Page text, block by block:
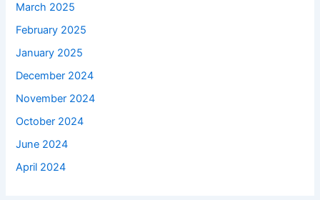
March 2025
February 2025
January 2025
December 2024
November 2024
October 2024
June 2024
April 2024